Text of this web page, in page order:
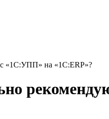
с «1С:УПП» на «1С:ERP»?